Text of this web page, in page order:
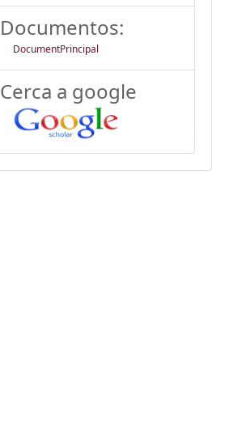
Documentos:
DocumentPrincipal
Cerca a google